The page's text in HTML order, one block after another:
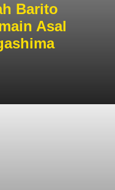
Barito
Asal